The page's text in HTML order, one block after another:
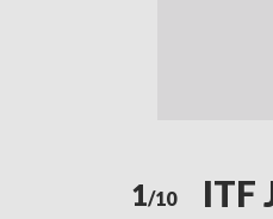
1/10 ITF